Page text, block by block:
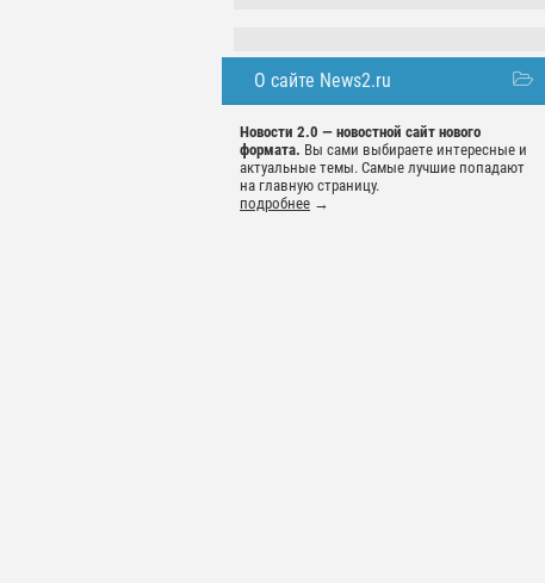
О сайте News2.ru
Новости 2.0 — новостной сайт нового
формата. Вы сами выбираете интересные и
актуальные темы. Самые лучшие попадают
на главную страницу.
подробнее →